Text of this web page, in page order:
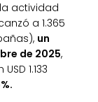
actividad
a 1.365
un
de 2025,
1.133